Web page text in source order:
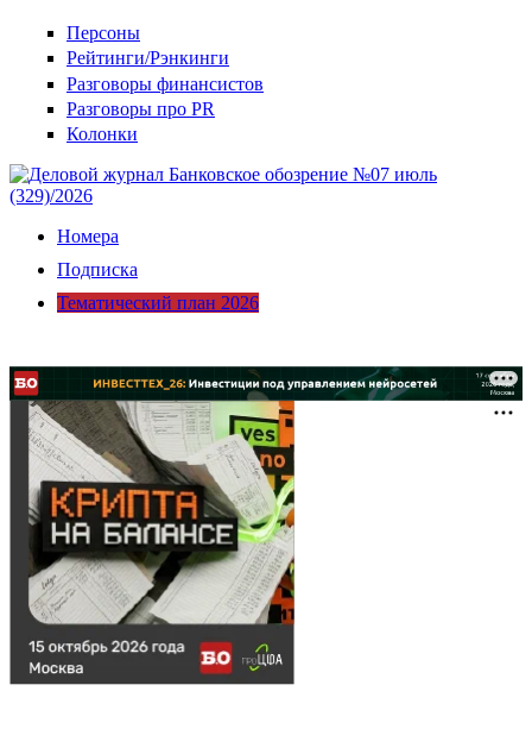
Персоны
Рейтинги/Рэнкинги
Разговоры финансистов
Разговоры про PR
Колонки
Номера
Подписка
Тематический план 2026